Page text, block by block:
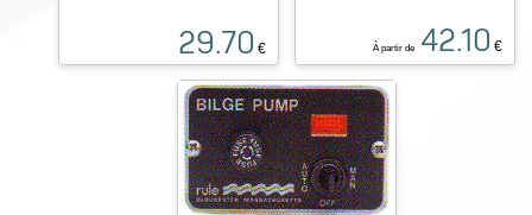
29.70 € À partir de 42.10 €